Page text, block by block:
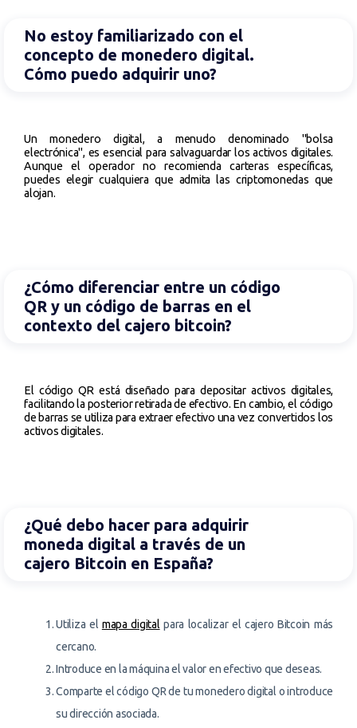
No estoy familiarizado con el
concepto de monedero digital.
Cómo puedo adquirir uno?
Un monedero digital, a menudo denominado "bolsa
electrónica", es esencial para salvaguardar los activos digitales.
Aunque el operador no recomienda carteras específicas,
puedes elegir cualquiera que admita las criptomonedas que
alojan.
¿Cómo diferenciar entre un código
QR y un código de barras en el
contexto del cajero bitcoin?
El código QR está diseñado para depositar activos digitales,
facilitando la posterior retirada de efectivo. En cambio, el código
de barras se utiliza para extraer efectivo una vez convertidos los
activos digitales.
¿Qué debo hacer para adquirir
moneda digital a través de un
cajero Bitcoin en España?
Utiliza el mapa digital para localizar el cajero Bitcoin más
cercano.
Introduce en la máquina el valor en efectivo que deseas.
Comparte el código QR de tu monedero digital o introduce
su dirección asociada.